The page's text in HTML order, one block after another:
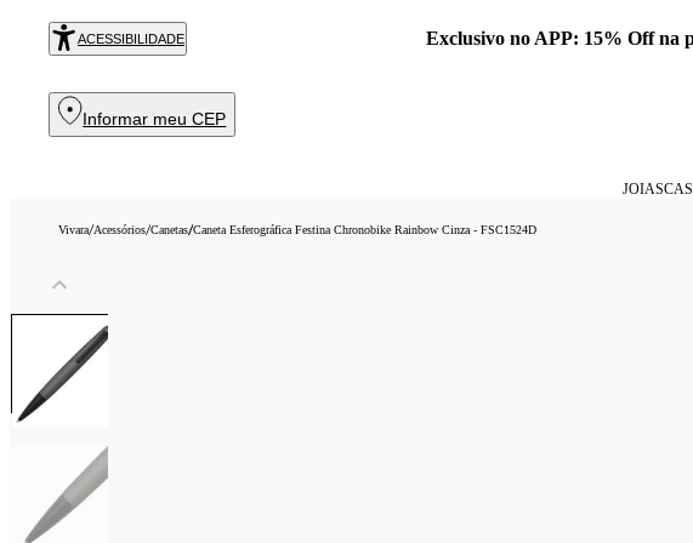
ACESSIBILIDADE Exclusivo no APP: 15% Off na
Informar meu CEP
JOIAS
Vivara/Acessórios/Canetas/Caneta Esferográfica Festina Chronobike Rainbow Cinza - FSC1524D